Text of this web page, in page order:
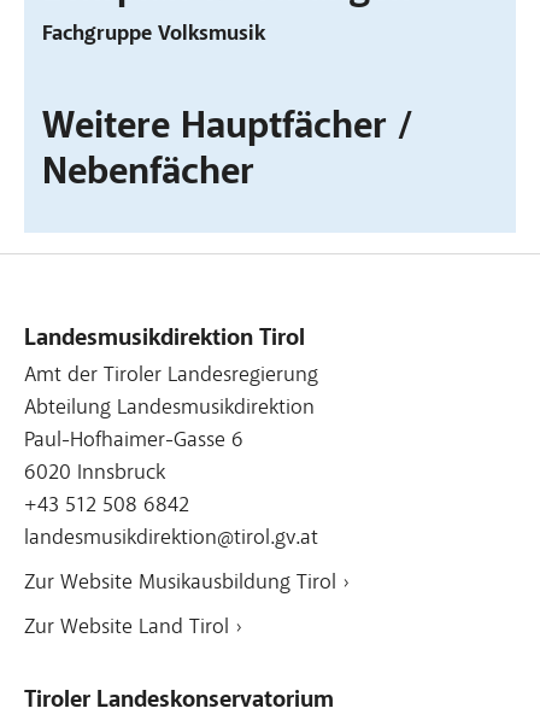
Fachgruppe Volksmusik
Weitere Hauptfächer /
Nebenfächer
Landesmusikdirektion Tirol
Amt der Tiroler Landesregierung
Abteilung Landesmusikdirektion
Paul-Hofhaimer-Gasse 6
6020 Innsbruck
+43 512 508 6842
landesmusikdirektion@tirol.gv.at
Zur Website Musikausbildung Tirol ›
Zur Website Land Tirol ›
Tiroler Landeskonservatorium